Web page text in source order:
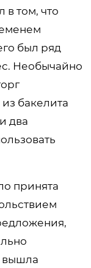
в том, что
был ряд
Необычайно
бакелита
два
принята
вышла